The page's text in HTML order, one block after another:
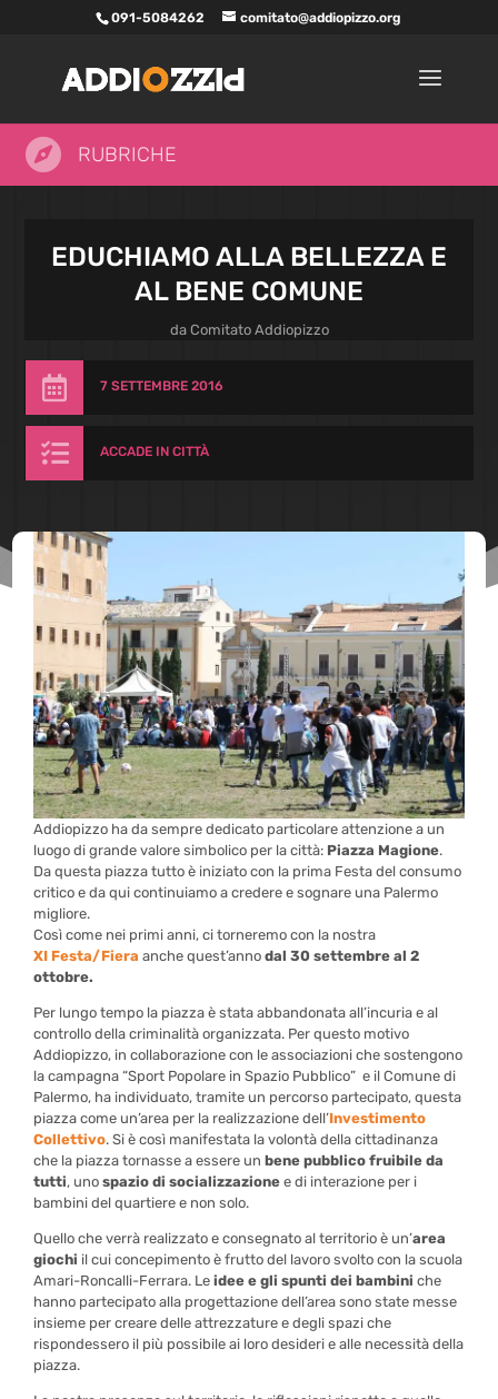
091-5084262 comitato@addiopizzo.org
 RUBRICHE
EDUCHIAMO ALLA BELLEZZA E
AL BENE COMUNE
da Comitato Addiopizzo
 7 SETTEMBRE 2016
 ACCADE IN CITTÀ
Addiopizzo ha da sempre dedicato particolare attenzione a un
luogo di grande valore simbolico per la città: Piazza Magione.
Da questa piazza tutto è iniziato con la prima Festa del consumo
critico e da qui continuiamo a credere e sognare una Palermo
migliore.
Così come nei primi anni, ci torneremo con la nostra
XI Festa/Fiera anche quest’annodal 30 settembre al 2
ottobre.
Per lungo tempo la piazza è stata abbandonata all’incuria e al
controllo della criminalità organizzata. Per questo motivo
Addiopizzo, in collaborazione con le associazioni che sostengono
la campagna “Sport Popolare in Spazio Pubblico” e il Comune di
Palermo, ha individuato, tramite un percorso partecipato, questa
piazza come un’area per la realizzazione dell’Investimento
Collettivo. Si è così manifestata la volontà della cittadinanza
che la piazza tornasse a essere un bene pubblico fruibile da
tutti, uno spazio di socializzazione e di interazione per i
bambini del quartiere e non solo.
Quello che verrà realizzato e consegnato al territorio è un’area
giochi il cui concepimento è frutto del lavoro svolto con la scuola
Amari-Roncalli-Ferrara. Le idee e gli spunti dei bambini che
hanno partecipato alla progettazione dell’area sono state messe
insieme per creare delle attrezzature e degli spazi che
rispondessero il più possibile ai loro desideri e alle necessità della
piazza.